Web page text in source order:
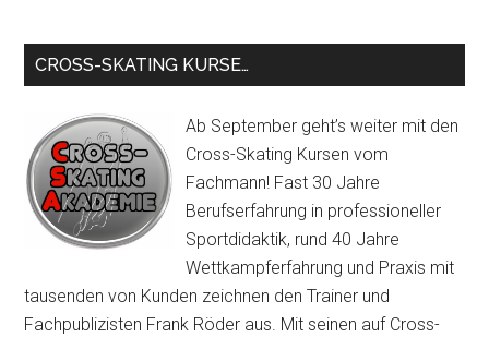
CROSS-SKATING KURSE…
Ab September geht’s weiter mit den
Cross-Skating Kursen vom
Fachmann! Fast 30 Jahre
Berufserfahrung in professioneller
Sportdidaktik, rund 40 Jahre
Wettkampferfahrung und Praxis mit
tausenden von Kunden zeichnen den Trainer und
Fachpublizisten Frank Röder aus. Mit seinen auf Cross-